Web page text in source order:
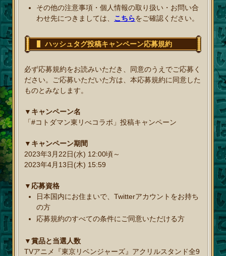
その他の注意事項・個人情報の取り扱い・お問い合
わせ先につきましては、 こちらをご確認ください。
ハッシュタグ投稿キャンペーン応募規約
必ず応募規約をお読みいただき、同意のうえでご応募く
ださい。ご応募いただいた方は、本応募規約に同意した
ものとみなします。
▼キャンペーン名
「#コトダマン東リべコラボ」投稿キャンペーン
▼キャンペーン期間
2023年3月22日(水) 12:00頃～
2023年4月13日(木) 15:59
▼応募資格
日本国内にお住まいで、Twitterアカウントをお持ち
の方
応募規約のすべての条件にご同意いただける方
▼賞品と当選人数
TVアニメ『東京リベンジャーズ』アクリルスタンド全9